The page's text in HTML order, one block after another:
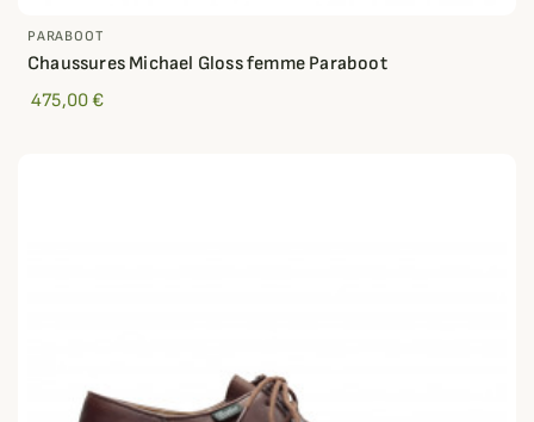
PARABOOT
Chaussures Michael Gloss femme Paraboot
475,00 €